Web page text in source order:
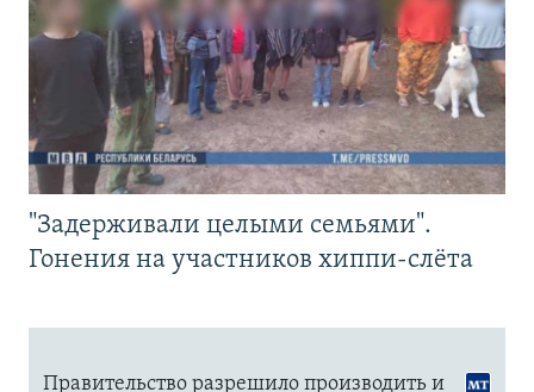
"Задерживали целыми семьями".
Гонения на участников хиппи-слёта